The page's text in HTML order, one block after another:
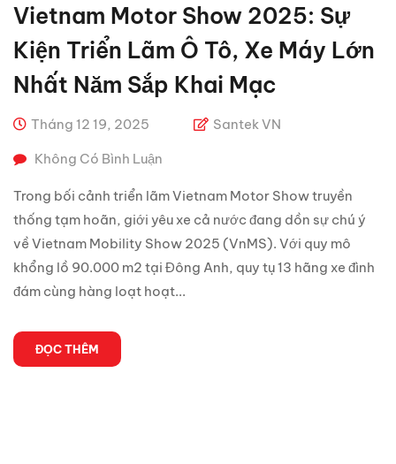
Vietnam Motor Show 2025: Sự
Kiện Triển Lãm Ô Tô, Xe Máy Lớn
Nhất Năm Sắp Khai Mạc
Tháng 12 19, 2025 Santek VN
Không Có Bình Luận
Trong bối cảnh triển lãm Vietnam Motor Show truyền
thống tạm hoãn, giới yêu xe cả nước đang dồn sự chú ý
về Vietnam Mobility Show 2025 (VnMS). Với quy mô
khổng lồ 90.000 m2 tại Đông Anh, quy tụ 13 hãng xe đình
đám cùng hàng loạt hoạt...
ĐỌC THÊM